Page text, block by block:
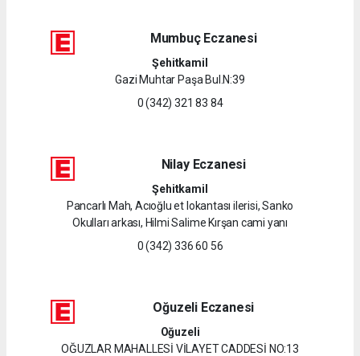
Mumbuç Eczanesi
Şehitkamil
Gazi Muhtar Paşa Bul.N:39
0 (342) 321 83 84
Nilay Eczanesi
Şehitkamil
Pancarlı Mah, Acıoğlu et lokantası ilerisi, Sanko
Okulları arkası, Hilmi Salime Kırşan cami yanı
0 (342) 336 60 56
Oğuzeli Eczanesi
Oğuzeli
OĞUZLAR MAHALLESİ VİLAYET CADDESİ NO:13